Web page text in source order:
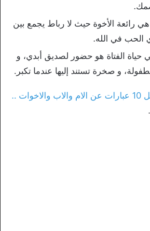
هي رائعة الأخوة حيث لا رباط يجمع بين
الحب في الله.
حياة الفتاة هو حضور لصديق أبدي، و
و صخرة تستند إليها عندما تكبر.
اجمل 10 عبارات عن الام والاب والاخوات ..
.